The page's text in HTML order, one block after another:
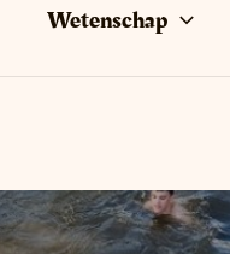
Wetenschap